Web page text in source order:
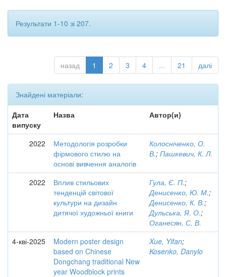
Результати 1-10 зі 207.
назад 1 2 3 4 ... 21 далі
Знайдені матеріали:
Дата
випуску
Назва Автор(и)
2022
Методологія розробки
фірмового стилю на
основі вивчення аналогів
Колосніченко, О.
В.; Пашкевич, К. Л.
2022
Вплив стильових
тенденцій світової
культури на дизайн
дитячої художньої книги
Гула, Є. П.;
Денисенко, Ю. М.;
Денисенко, К. В.;
Дульська, Я. О.;
Оганесян, С. В.
4-кві-2025
Modern poster design
based on Chinese
Dongchang traditional New
year Woodblock prints
Xue, Yifan;
Kosenko, Danylo